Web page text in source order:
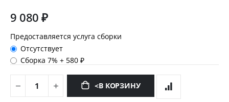
9 080 ₽
Предоставляется услуга сборки
Отсутствует
Сборка 7%+ 580 ₽
<В КОРЗИНУ